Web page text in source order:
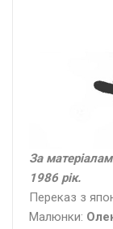
За
1986 рік.
Переказ з
Малюнки: